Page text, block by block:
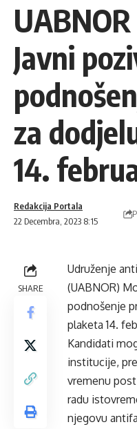
Javni
za
14.
22 Decembra, 2023 8:15
Redakcija Portala
SHARE
Udruženje
(UABNOR)
podnošenje
plaketa 14.
Kandidati
institucije,
vremenu
radu
njegovu